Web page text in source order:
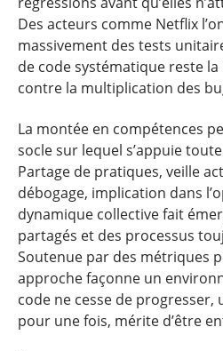
Des acteurs comme Netflix
massivement des tests
de code systématique reste
contre la multiplication des
La montée en compétences
socle sur lequel s’appuie
Partage de pratiques, veille
débogage, implication dans
dynamique collective fait
partagés et des processus
Soutenue par des métriques
approche façonne un
code ne cesse de progresser,
pour une fois, mérite d’être